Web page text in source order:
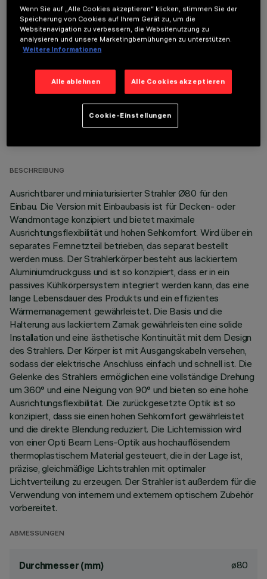
OPTIONALE KOMPONENTEN
TECHNISCHE DATEN
BESCHREIBUNG
Ausrichtbarer und miniaturisierter Strahler Ø80 für den
Einbau. Die Version mit Einbaubasis ist für Decken- oder
Wandmontage konzipiert und bietet maximale
Ausrichtungsflexibilität und hohen Sehkomfort. Wird über ein
separates Fernnetzteil betrieben, das separat bestellt
werden muss. Der Strahlerkörper besteht aus lackiertem
Aluminiumdruckguss und ist so konzipiert, dass er in ein
passives Kühlkörpersystem integriert werden kann, das eine
lange Lebensdauer des Produkts und ein effizientes
Wärmemanagement gewährleistet. Die Basis und die
Halterung aus lackiertem Zamak gewährleisten eine solide
Installation und eine ästhetische Kontinuität mit dem Design
des Strahlers. Der Körper ist mit Ausgangskabeln versehen,
sodass der elektrische Anschluss einfach und schnell ist. Die
Gelenke des Strahlers ermöglichen eine vollständige Drehung
um 360° und eine Neigung von 90° und bieten so eine hohe
Ausrichtungsflexibilität. Die zurückgesetzte Optik ist so
konzipiert, dass sie einen hohen Sehkomfort gewährleistet
und die direkte Blendung reduziert. Die Lichtemission wird
von einer Opti Beam Lens-Optik aus hochauflösendem
thermoplastischem Material gesteuert, die in der Lage ist,
präzise, gleichmäßige Lichtstrahlen mit optimaler
Lichtverteilung zu erzeugen. Der Strahler ist außerdem für die
Verwendung von internem und externem optischem Zubehör
vorbereitet.
ABMESSUNGEN
Durchmesser (mm) ø80
Wenn Sie auf „Alle Cookies akzeptieren“ klicken, stimmen Sie der
Speicherung von Cookies auf Ihrem Gerät zu, um die
Websitenavigation zu verbessern, die Websitenutzung zu
analysieren und unsere Marketingbemühungen zu unterstützen.
Weitere Informationen
Alle ablehnen Alle Cookies akzeptieren
Cookie-Einstellungen